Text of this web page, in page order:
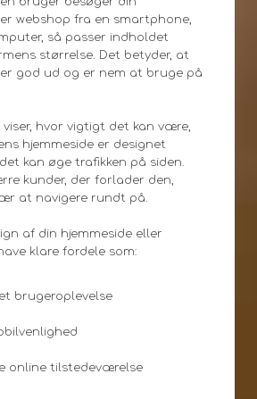
webshop fra en smartphone,
så passer indholdet
størrelse. Det betyder, at
god ud og er nem at bruge på
viser, hvor vigtigt det kan være,
hjemmeside er designet
kan øge trafikken på siden.
kunder, der forlader den,
at navigere rundt på.
af din hjemmeside eller
klare fordele som:
brugeroplevelse
online tilstedeværelse